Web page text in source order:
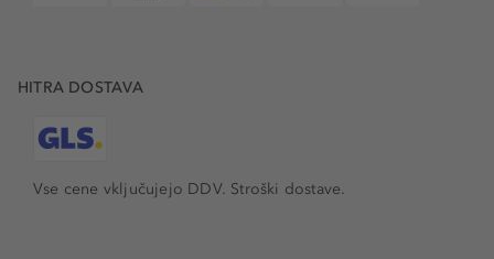
HITRA DOSTAVA
Vse cene vključujejo DDV. Stroški dostave.